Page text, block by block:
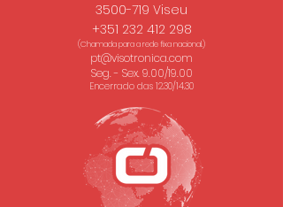
3500-719 Viseu
+351 232 412 298
(Chamada para a rede fixa nacional.)
pt@visotronica.com
Seg. - Sex. 9.00/19.00
Encerrado das 12.30/14.30